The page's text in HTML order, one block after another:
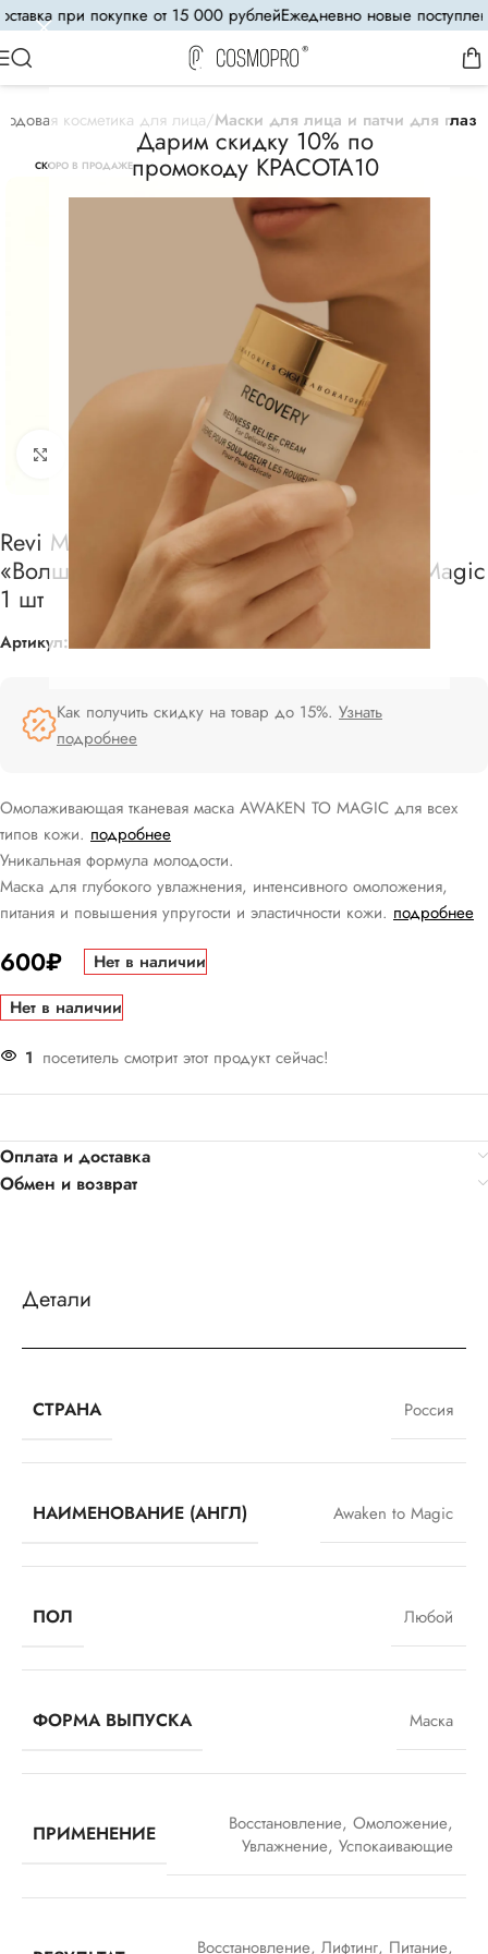
Дарим скидку 10% по
промокоду КРАСОТА10
при покупке от 15 000 рублейЕжедневно новые
косметика для лица Маски для лица и патчи для глаз
СКОРО В ПРОДАЖЕ
Revi Маска омолаживающая тканевая
«Волшебное пробуждение» Awaken to Magic
1 шт
Артикул: 363135
Как получить скидку на товар до 15%. Узнать
подробнее
Омолаживающая тканевая маска AWAKEN TO MAGIC для всех
типов кожи. подробнее
Уникальная формула молодости.
Маска для глубокого увлажнения, интенсивного омоложения,
питания и повышения упругости и эластичности кожи. подробнее
600₽
Нет в наличии
Нет в наличии
1 посетитель смотрит этот продукт сейчас!
Оплата и доставка
Обмен и возврат
Детали
СТРАНА Россия
НАИМЕНОВАНИЕ (АНГЛ) Awaken to Magic
ПОЛ Любой
ФОРМА ВЫПУСКА Маска
ПРИМЕНЕНИЕ Восстановление, Омоложение,
Увлажнение, Успокаивающие
Восстановление, Лифтинг, Питание,